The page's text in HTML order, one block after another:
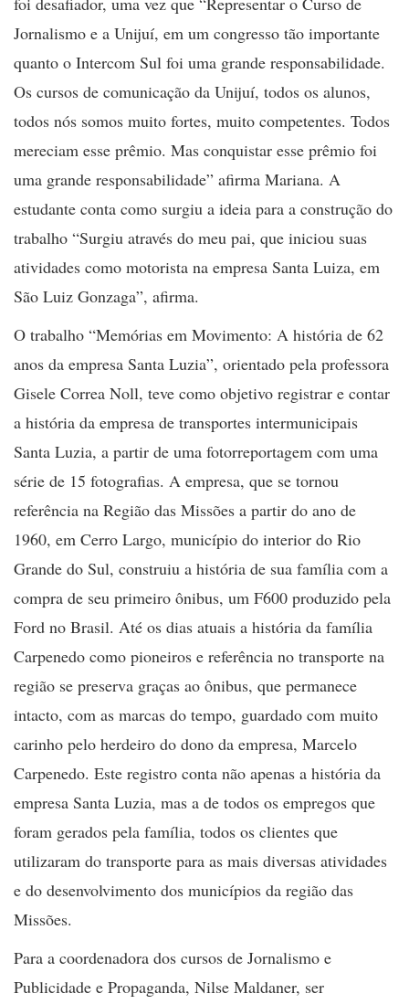
Jornalismo e a Unijuí, em um congresso tão importante
quanto o Intercom Sul foi uma grande responsabilidade.
Os cursos de comunicação da Unijuí, todos os alunos,
todos nós somos muito fortes, muito competentes. Todos
mereciam esse prêmio. Mas conquistar esse prêmio foi
uma grande responsabilidade” afirma Mariana. A
estudante conta como surgiu a ideia para a construção do
trabalho “Surgiu através do meu pai, que iniciou suas
atividades como motorista na empresa Santa Luiza, em
São Luiz Gonzaga”, afirma.
O trabalho “Memórias em Movimento: A história de 62
anos da empresa Santa Luzia”, orientado pela professora
Gisele Correa Noll, teve como objetivo registrar e contar
a história da empresa de transportes intermunicipais
Santa Luzia, a partir de uma fotorreportagem com uma
série de 15 fotografias. A empresa, que se tornou
referência na Região das Missões a partir do ano de
1960, em Cerro Largo, município do interior do Rio
Grande do Sul, construiu a história de sua família com a
compra de seu primeiro ônibus, um F600 produzido pela
Ford no Brasil. Até os dias atuais a história da família
Carpenedo como pioneiros e referência no transporte na
região se preserva graças ao ônibus, que permanece
intacto, com as marcas do tempo, guardado com muito
carinho pelo herdeiro do dono da empresa, Marcelo
Carpenedo. Este registro conta não apenas a história da
empresa Santa Luzia, mas a de todos os empregos que
foram gerados pela família, todos os clientes que
utilizaram do transporte para as mais diversas atividades
e do desenvolvimento dos municípios da região das
Missões.
Para a coordenadora dos cursos de Jornalismo e
Publicidade e Propaganda, Nilse Maldaner, ser